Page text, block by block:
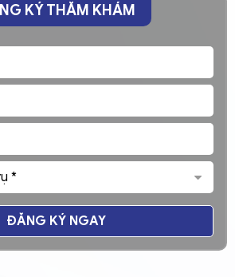
KÝ THĂM KHÁM
ĐĂNG KÝ NGAY